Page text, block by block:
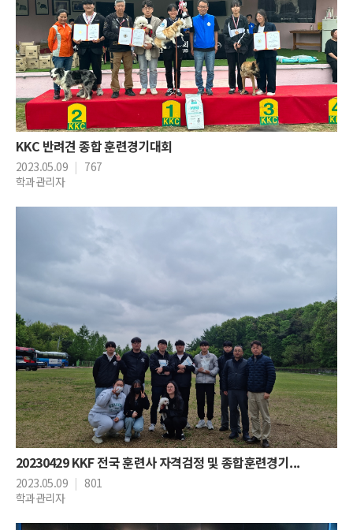
KKC 반려견 종합 훈련경기대회
2023.05.09 | 767
학과관리자
20230429 KKF 전국 훈련사 자격검정 및 종합훈련경기...
2023.05.09 | 801
학과관리자